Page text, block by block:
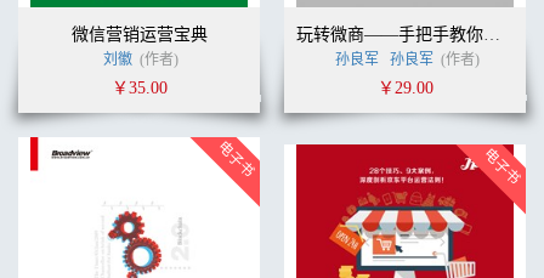
微信营销运营宝典
刘徽 (作者)
￥35.00
玩转微商——手把手教你开赚钱微店
孙良军 孙良军 (作者)
￥29.00